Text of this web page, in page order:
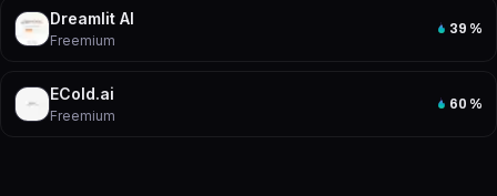
Dreamlit AI
Freemium
39 %
ECold.ai
Freemium
60 %